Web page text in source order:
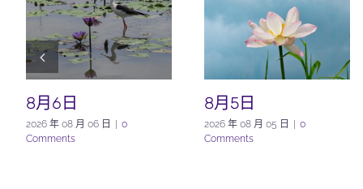
8月6日
2026 年 08 月 06 日
0
Comments
8月5日
2026 年 08 月 05 日
0
Comments